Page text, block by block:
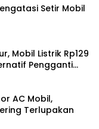
Setir Mobil
Mobil Listrik Rp129
Pengganti
AC Mobil,
Terlupakan